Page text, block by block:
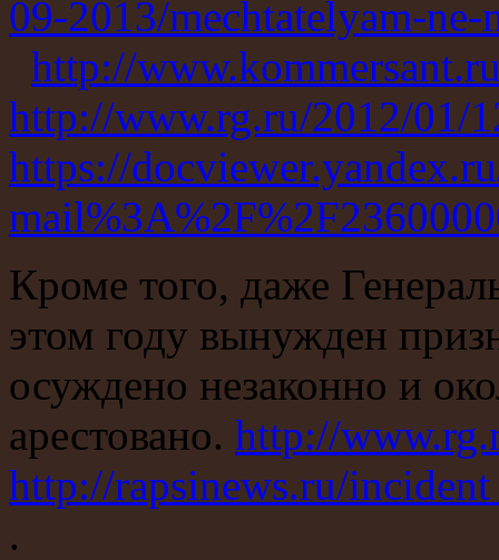
09-2013/mechtatelyam-
http://
http://www.rg.ru/2012/01/
https://
Кроме того, даже
этом году вынужден
осуждено незаконно и
арестовано. http://
http://rapsinews.ru/
.